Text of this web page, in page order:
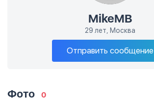
MikeMB
29 лет, Москва
Отправить сообщение
Фото 0